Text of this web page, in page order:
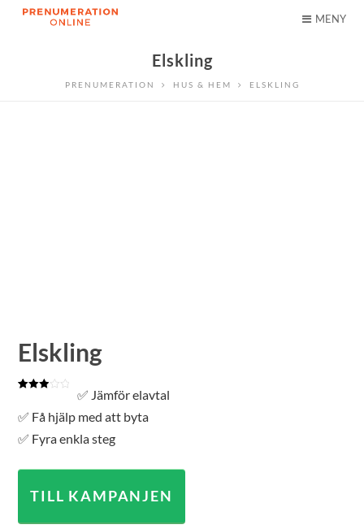
MENY
Elskling
PRENUMERATION HUS & HEM ELSKLING
Elskling
5
på
kundrecension
✅ Jämför elavtal
✅ Få hjälp med att byta
✅ Fyra enkla steg
TILL KAMPANJEN